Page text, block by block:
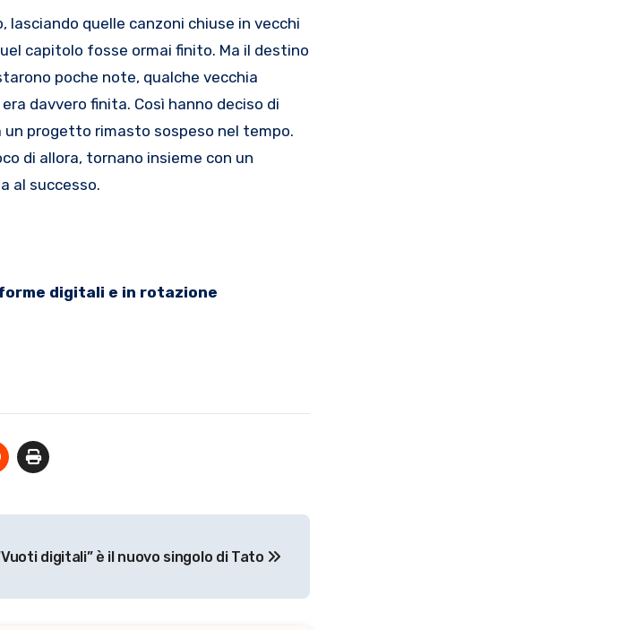
quelle canzoni chiuse in vecchi
capitolo fosse ormai finito. Ma il destino
poche note, qualche vecchia
davvero finita. Così hanno deciso di
progetto rimasto sospeso nel tempo.
di allora, tornano insieme con un
al successo.
digitali e in rotazione
digitali” è il nuovo singolo di Tato